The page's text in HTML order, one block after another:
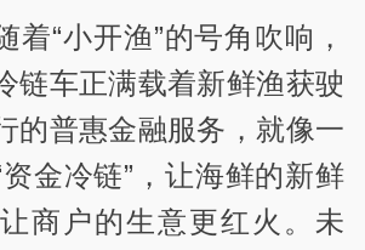
着“小开渔”的号角吹响，
链车正满载着新鲜渔获驶
的普惠金融服务，就像一
金冷链”，让海鲜的新鲜
商户的生意更红火。未